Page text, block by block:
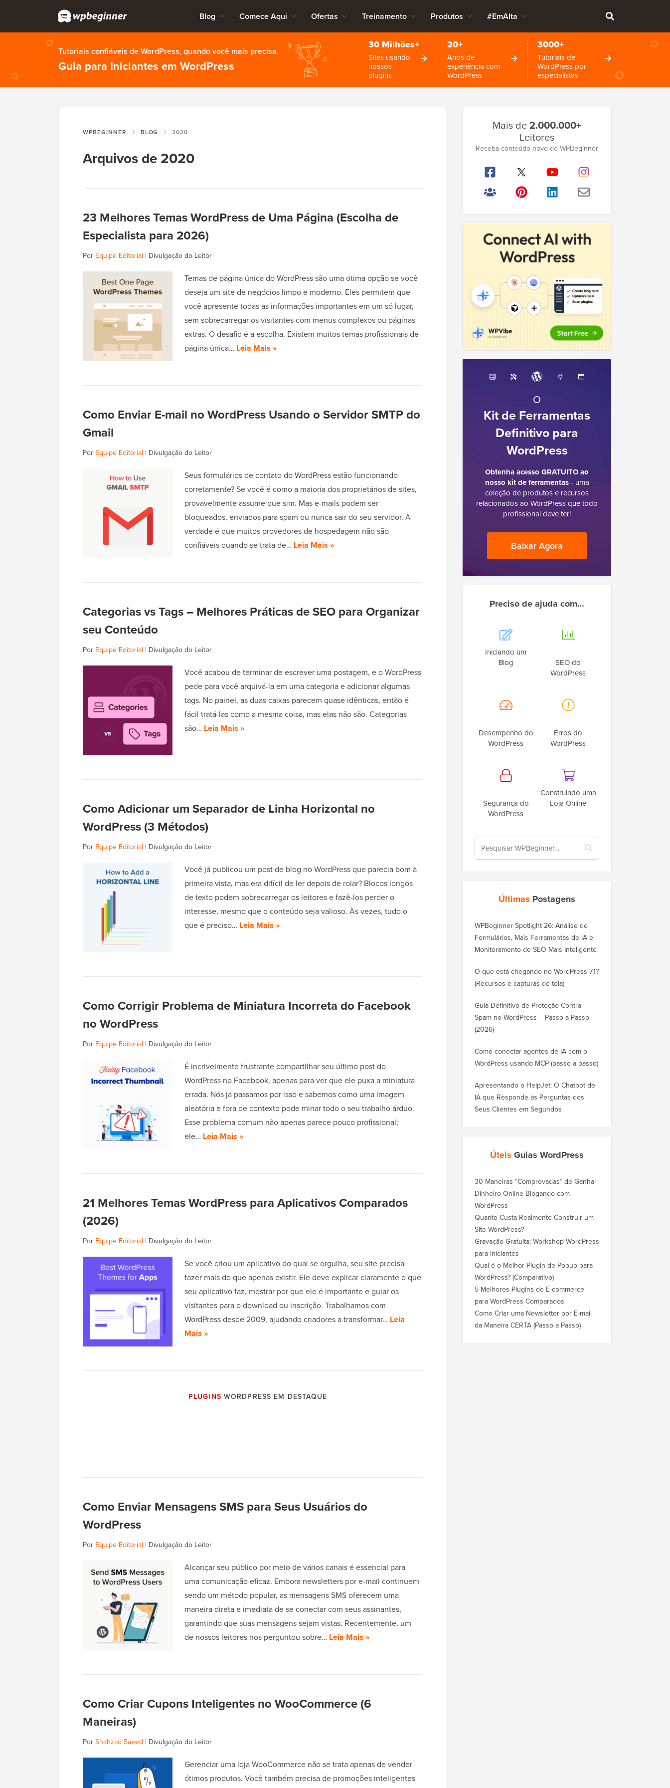
Blog Comece Aqui Ofertas Treinamento Produtos #EmAlta
Tutoriais confiáveis de WordPress, quando você mais precisa.
Guia para Iniciantes em WordPress
30 Milhões+
Sites usando
nossos
plugins
20+
Anos de
experiência com
WordPress
3000+
Tutoriais de
WordPress por
especialistas
WPBEGINNER BLOG 2020
Arquivos de 2020
23 Melhores Temas WordPress de Uma Página (Escolha de
Especialista para 2026)
Por Equipe Editorial | Divulgação do Leitor
Temas de página única do WordPress são uma ótima opção se você
deseja um site de negócios limpo e moderno. Eles permitem que
você apresente todas as informações importantes em um só lugar,
sem sobrecarregar os visitantes com menus complexos ou páginas
extras. O desafio é a escolha. Existem muitos temas profissionais de
página única… Leia Mais »
Como Enviar E-mail no WordPress Usando o Servidor SMTP do
Gmail
Por Equipe Editorial | Divulgação do Leitor
Seus formulários de contato do WordPress estão funcionando
corretamente? Se você é como a maioria dos proprietários de sites,
provavelmente assume que sim. Mas e-mails podem ser
bloqueados, enviados para spam ou nunca sair do seu servidor. A
verdade é que muitos provedores de hospedagem não são
confiáveis quando se trata de… Leia Mais »
Categorias vs Tags – Melhores Práticas de SEO para Organizar
seu Conteúdo
Por Equipe Editorial | Divulgação do Leitor
Você acabou de terminar de escrever uma postagem, e o WordPress
pede para você arquivá-la em uma categoria e adicionar algumas
tags. No painel, as duas caixas parecem quase idênticas, então é
fácil tratá-las como a mesma coisa, mas elas não são. Categorias
são… Leia Mais »
Como Adicionar um Separador de Linha Horizontal no
WordPress (3 Métodos)
Por Equipe Editorial | Divulgação do Leitor
Você já publicou um post de blog no WordPress que parecia bom à
primeira vista, mas era difícil de ler depois de rolar? Blocos longos
de texto podem sobrecarregar os leitores e fazê-los perder o
interesse, mesmo que o conteúdo seja valioso. Às vezes, tudo o
que é preciso… Leia Mais »
Como Corrigir Problema de Miniatura Incorreta do Facebook
no WordPress
Por Equipe Editorial | Divulgação do Leitor
É incrivelmente frustrante compartilhar seu último post do
WordPress no Facebook, apenas para ver que ele puxa a miniatura
errada. Nós já passamos por isso e sabemos como uma imagem
aleatória e fora de contexto pode minar todo o seu trabalho árduo.
Esse problema comum não apenas parece pouco profissional;
ele… Leia Mais »
21 Melhores Temas WordPress para Aplicativos Comparados
(2026)
Por Equipe Editorial | Divulgação do Leitor
Se você criou um aplicativo do qual se orgulha, seu site precisa
fazer mais do que apenas existir. Ele deve explicar claramente o que
seu aplicativo faz, mostrar por que ele é importante e guiar os
visitantes para o download ou inscrição. Trabalhamos com
WordPress desde 2009, ajudando criadores a transformar… Leia
Mais »
PLUGINS WORDPRESS EM DESTAQUE
Como Enviar Mensagens SMS para Seus Usuários do
WordPress
Por Equipe Editorial | Divulgação do Leitor
Alcançar seu público por meio de vários canais é essencial para
uma comunicação eficaz. Embora newsletters por e-mail continuem
sendo um método popular, as mensagens SMS oferecem uma
maneira direta e imediata de se conectar com seus assinantes,
garantindo que suas mensagens sejam vistas. Recentemente, um
de nossos leitores nos perguntou sobre… Leia Mais »
Como Criar Cupons Inteligentes no WooCommerce (6
Maneiras)
PorShahzad Saeed | Divulgação do Leitor
Gerenciar uma loja WooCommerce não se trata apenas de vender
ótimos produtos. Você também precisa de promoções inteligentes
Lateral
Principal
Mais de2.000.000+
Leitores
Receba conteúdo novo do WPBeginner
O
Kit de Ferramentas
Definitivo para
WordPress
Obtenha acesso GRATUITO ao
nosso kit de ferramentas- uma
coleção de produtos e recursos
relacionados ao WordPress que todo
profissional deve ter!
Baixar Agora
Preciso de ajuda com…
Iniciando um
Blog
SEO do
WordPress
Desempenho do
WordPress
Erros do
WordPress
Segurança do
WordPress
Construindo uma
Loja Online
Últimas Postagens
WPBeginner Spotlight 26: Análise de
Formulários, Mais Ferramentas de IA e
Monitoramento de SEO Mais Inteligente
O que está chegando no WordPress 7.1?
(Recursos e capturas de tela)
Guia Definitivo de Proteção Contra
Spam no WordPress – Passo a Passo
(2026)
Como conectar agentes de IA com o
WordPress usando MCP (passo a passo)
Apresentando o HelpJet: O Chatbot de
IA que Responde às Perguntas dos
Seus Clientes em Segundos
Úteis Guias WordPress
30 Maneiras “Comprovadas” de Ganhar
Dinheiro Online Blogando com
WordPress
Quanto Custa Realmente Construir um
Site WordPress?
Gravação Gratuita: Workshop WordPress
para Iniciantes
Qual é o Melhor Plugin de Popup para
WordPress? (Comparativo)
5 Melhores Plugins de E-commerce
para WordPress Comparados
Como Criar uma Newsletter por E-mail
da Maneira CERTA (Passo a Passo)